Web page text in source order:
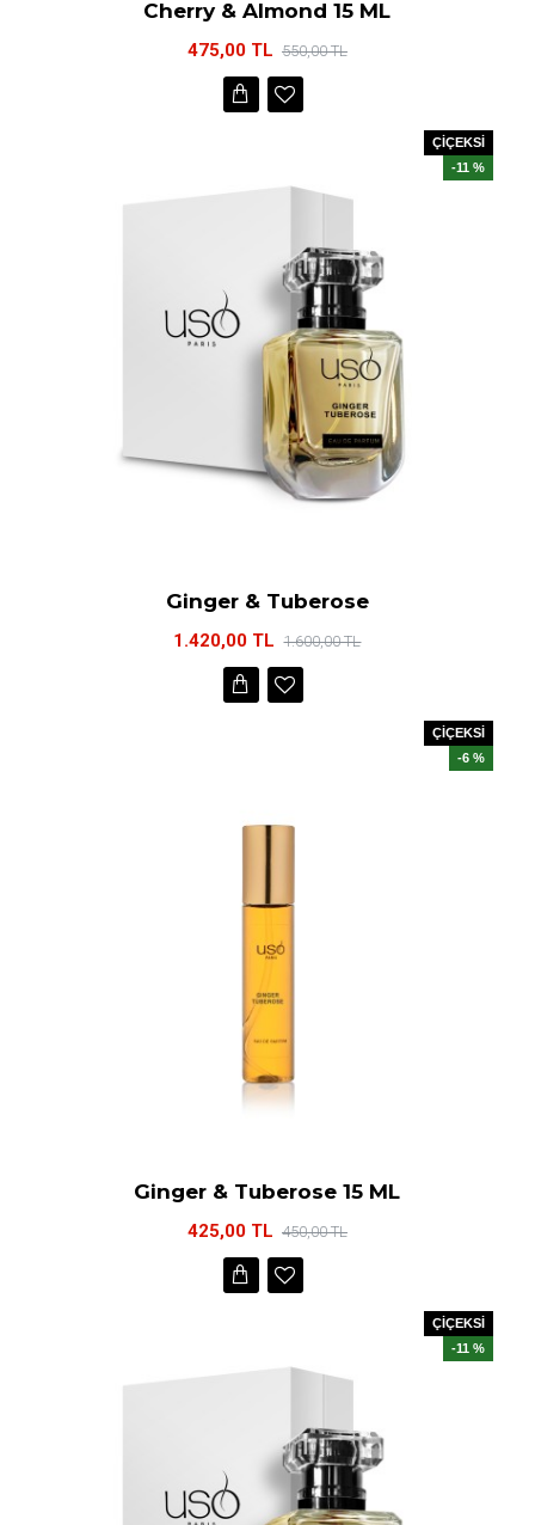
Cherry & Almond 15 ML
475,00 TL 550,00 TL
ÇİÇEKSİ
-11 %
Ginger & Tuberose
1.420,00 TL 1.600,00 TL
ÇİÇEKSİ
-6 %
Ginger & Tuberose 15 ML
425,00 TL 450,00 TL
ÇİÇEKSİ
-11 %